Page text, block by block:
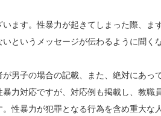
す。性暴力が起きてしまった際、ま
というメッセージが伝わるように聞
子の場合の記載、また、絶対にあっ
力対応ですが、対応例も掲載し、教職
暴力が犯罪となる行為を含め重大な